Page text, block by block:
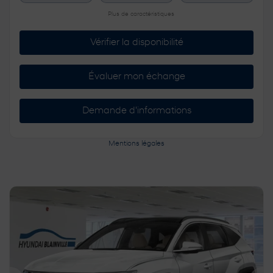
Plus de caractéristiques
Vérifier la disponibilité
Évaluer mon échange
Demande d'informations
Mentions légales